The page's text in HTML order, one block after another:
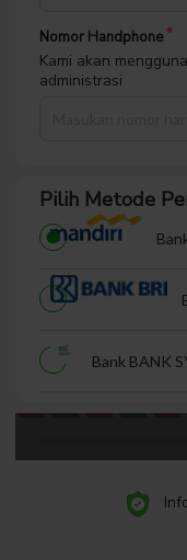
Buat Password
Pastikan anda
anda tulis.
Nomor Handphone
Kami akan
administrasi
Pilih Metode
Bank BANK